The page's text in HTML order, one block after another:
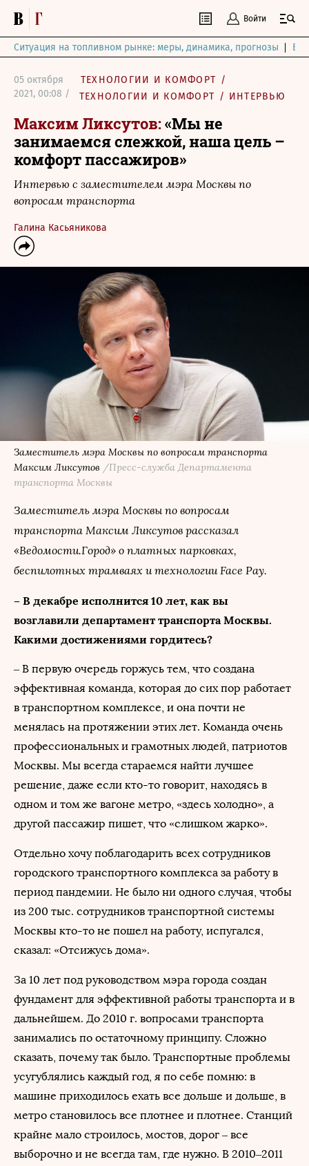
Войти
Ситуация на топливном рынке: меры, динамика, прогнозы
05 октября
2021, 00:08 /
ТЕХНОЛОГИИ И КОМФОРТ /
ТЕХНОЛОГИИ И КОМФОРТ / ИНТЕРВЬЮ
Максим Ликсутов:«Мы не
занимаемся слежкой, наша цель –
комфорт пассажиров»
Интервью с заместителем мэра Москвы по
вопросам транспорта
Галина Касьяникова
Заместитель мэра Москвы по вопросам транспорта
Максим Ликсутов /Пресс-служба Департамента
транспорта Москвы
Заместитель мэра Москвы по вопросам
транспорта Максим Ликсутов рассказал
«Ведомости.Город» о платных парковках,
беспилотных трамваях и технологии Face Pay.
– В декабре исполнится 10 лет, как вы
возглавили департамент транспорта Москвы.
Какими достижениями гордитесь?
– В первую очередь горжусь тем, что создана
эффективная команда, которая до сих пор работает
в транспортном комплексе, и она почти не
менялась на протяжении этих лет. Команда очень
профессиональных и грамотных людей, патриотов
Москвы. Мы всегда стараемся найти лучшее
решение, даже если кто-то говорит, находясь в
одном и том же вагоне метро, «здесь холодно», а
другой пассажир пишет, что «слишком жарко».
Отдельно хочу поблагодарить всех сотрудников
городского транспортного комплекса за работу в
период пандемии. Не было ни одного случая, чтобы
из 200 тыс. сотрудников транспортной системы
Москвы кто-то не пошел на работу, испугался,
сказал: «Отсижусь дома».
За 10 лет под руководством мэра города создан
фундамент для эффективной работы транспорта и в
дальнейшем. До 2010 г. вопросами транспорта
занимались по остаточному принципу. Сложно
сказать, почему так было. Транспортные проблемы
усугублялись каждый год, я по себе помню: в
машине приходилось ехать все дольше и дольше, в
метро становилось все плотнее и плотнее. Станций
крайне мало строилось, мостов, дорог – все
выборочно и не всегда там, где нужно. В 2010–2011